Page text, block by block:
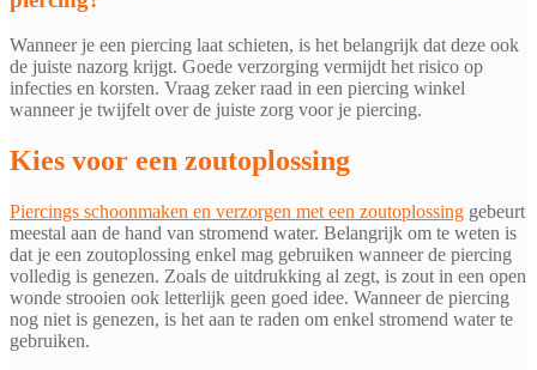
Wanneer je een piercing laat schieten, is het belangrijk dat deze ook
de juiste nazorg krijgt. Goede verzorging vermijdt het risico op
infecties en korsten. Vraag zeker raad in een piercing winkel
wanneer je twijfelt over de juiste zorg voor je piercing.
Kies voor een zoutoplossing
Piercings schoonmaken en verzorgen met een zoutoplossing gebeurt
meestal aan de hand van stromend water. Belangrijk om te weten is
dat je een zoutoplossing enkel mag gebruiken wanneer de piercing
volledig is genezen. Zoals de uitdrukking al zegt, is zout in een open
wonde strooien ook letterlijk geen goed idee. Wanneer de piercing
nog niet is genezen, is het aan te raden om enkel stromend water te
gebruiken.